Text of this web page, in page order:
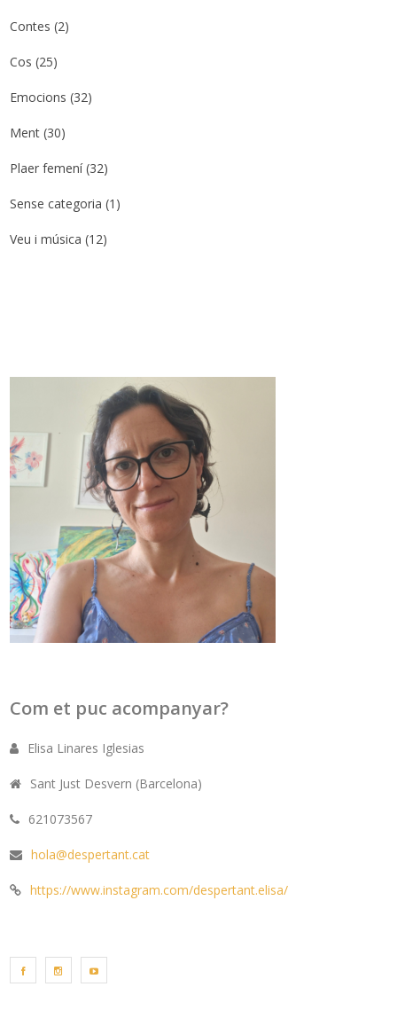
Contes (2)
Cos (25)
Emocions (32)
Ment (30)
Plaer femení(32)
Sense categoria (1)
Veu i música (12)
Com et puc acompanyar?
Elisa Linares Iglesias
Sant Just Desvern (Barcelona)
621073567
hola@despertant.cat
https://www.instagram.com/despertant.elisa/